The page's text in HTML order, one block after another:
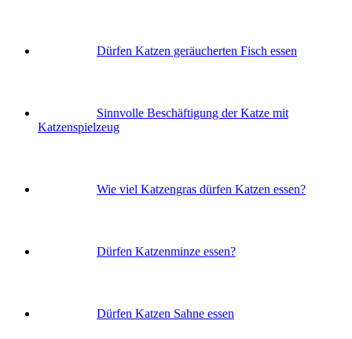
Dürfen Katzen geräucherten Fisch essen
Sinnvolle Beschäftigung der Katze mit
Katzenspielzeug
Wie viel Katzengras dürfen Katzen essen?
Dürfen Katzenminze essen?
Dürfen Katzen Sahne essen